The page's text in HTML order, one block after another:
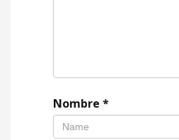
Nombre *